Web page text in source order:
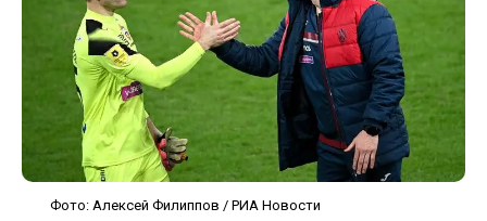
Фото: Алексей Филиппов / РИА Новости